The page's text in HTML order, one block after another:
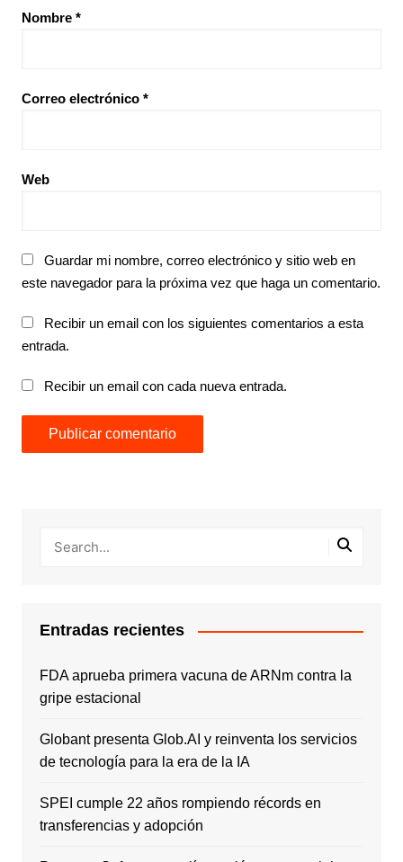
Nombre *
Correo electrónico *
Web
Guardar mi nombre, correo electrónico y sitio web en
este navegador para la próxima vez que haga un comentario.
Recibir un email con los siguientes comentarios a esta
entrada.
Recibir un email con cada nueva entrada.
Entradas recientes
FDA aprueba primera vacuna de ARNm contra la
gripe estacional
Globant presenta Glob.AI y reinventa los servicios
de tecnología para la era de la IA
SPEI cumple 22 años rompiendo récords en
transferencias y adopción